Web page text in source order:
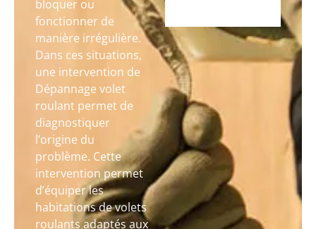
bloquer ou
fonctionner de
manière irrégulière.
Dans ces situations,
une intervention de
Dépannage volet
roulant permet de
diagnostiquer
l’origine du
problème. Cette
intervention permet
d’équiper les
habitations de volets
roulants adaptés aux